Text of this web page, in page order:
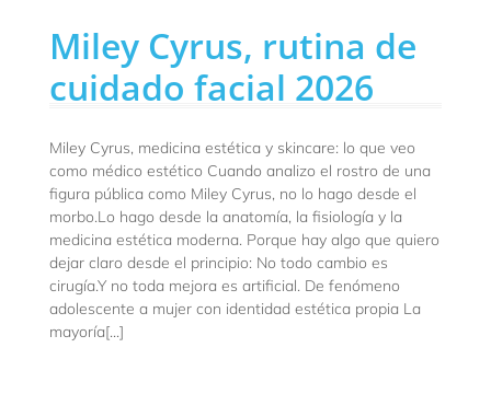
Miley Cyrus, rutina de
cuidado facial 2026
Miley Cyrus, medicina estética y skincare: lo que veo
como médico estético Cuando analizo el rostro de una
figura pública como Miley Cyrus, no lo hago desde el
morbo.Lo hago desde la anatomía, la fisiología y la
medicina estética moderna. Porque hay algo que quiero
dejar claro desde el principio: No todo cambio es
cirugía.Y no toda mejora es artificial. De fenómeno
adolescente a mujer con identidad estética propia La
mayoría[...]